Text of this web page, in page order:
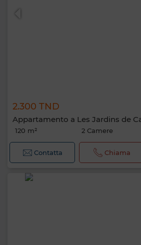
2.300 TND
Appartamento a Les Jardins de
120 m² 2 Camere
Contatta Chiama